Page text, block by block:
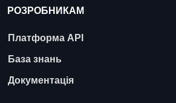
РОЗРОБНИКАМ
Платформа API
База знань
Документація